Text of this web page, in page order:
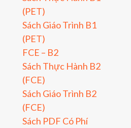
(PET)
Sách Giáo Trình B1
(PET)
FCE – B2
Sách Thực Hành B2
(FCE)
Sách Giáo Trình B2
(FCE)
Sách PDF Có Phí